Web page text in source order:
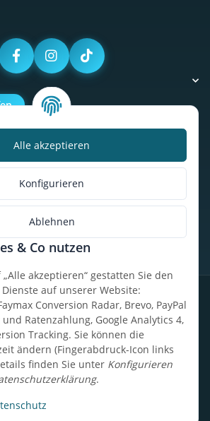
Alle akzeptieren
Konfigurieren
Ablehnen
& Co nutzen
akzeptieren“ gestatten Sie den
auf unserer Website:
Conversion Radar, Brevo, PayPal
und Ratenzahlung, Google Analytics 4,
Tracking. Sie können die
ändern (Fingerabdruck-Icon links
finden Sie unter Konfigurieren
.
USt., zzgl.Versand
AGBImpressumSitemap
& technische Betreuung: UpCode.ONE Sp.
z o.o.